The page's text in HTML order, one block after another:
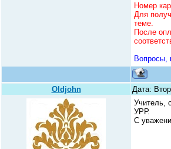
Номер
Для
теме.
После
Вопросы,
Oldjohn Дата:
Учитель,
УРР.
С